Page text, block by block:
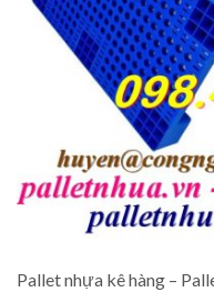
Pallet nhựa kê hàng –